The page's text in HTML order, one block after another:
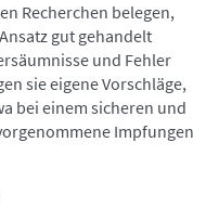
Recherchen belegen,
gut gehandelt
und Fehler
sie eigene Vorschläge,
bei einem sicheren und
Impfungen